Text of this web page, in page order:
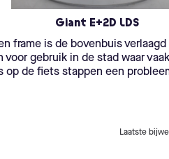
Giant E+2D LDS
frame is de bovenbuis
voor gebruik in de stad waar
op de fiets stappen een
Laatste